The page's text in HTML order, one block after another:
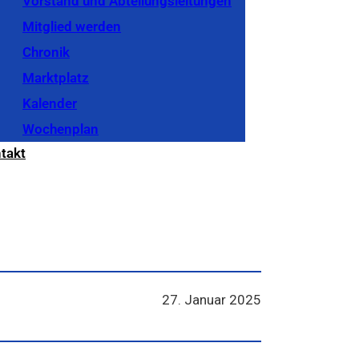
Mitglied werden
Chronik
Marktplatz
Kalender
Wochenplan
27. Januar 2025